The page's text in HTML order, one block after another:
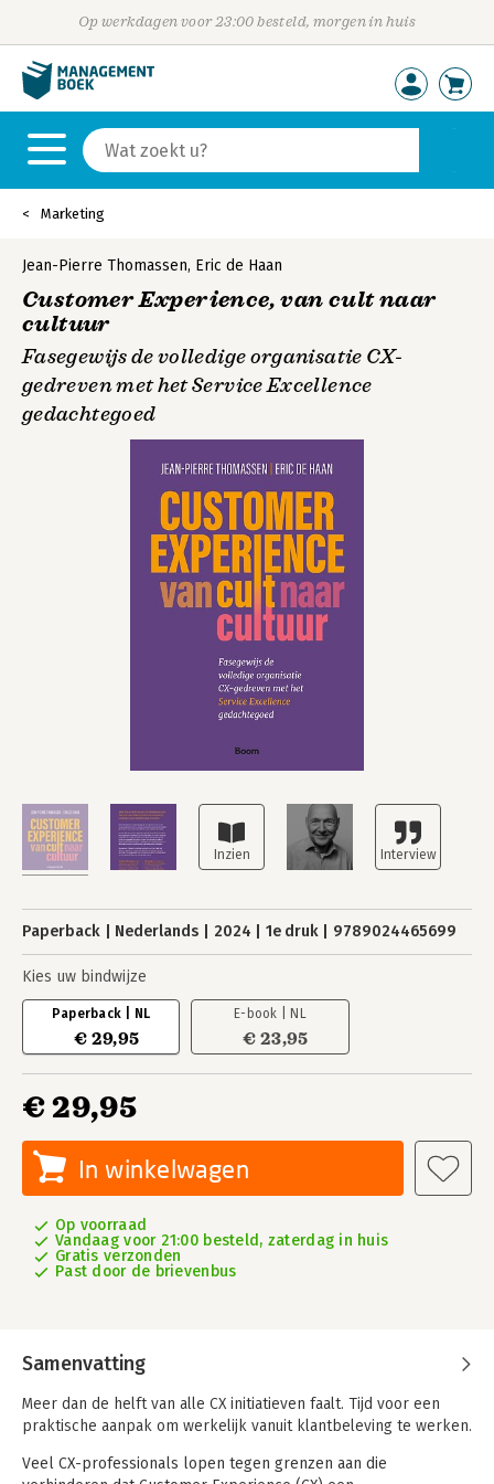
Op werkdagen voor 23:00 besteld, morgen in huis
Marketing
Jean-Pierre Thomassen, Eric de Haan
Customer Experience, van cult naar
cultuur
Fasegewijs de volledige organisatie CX-
gedreven met het Service Excellence
gedachtegoed
Paperback Nederlands 2024 1e druk 9789024465699
Kies uw bindwijze
Paperback | NL
€ 29,95
E-book | NL
€ 23,95
€ 29,95
In winkelwagen
Op voorraad
Vandaag voor 21:00 besteld, zaterdag in huis
Gratis verzonden
Past door de brievenbus
Samenvatting
Meer dan de helft van alle CX initiatieven faalt. Tijd voor een
praktische aanpak om werkelijk vanuit klantbeleving te werken.
Veel CX-professionals lopen tegen grenzen aan die